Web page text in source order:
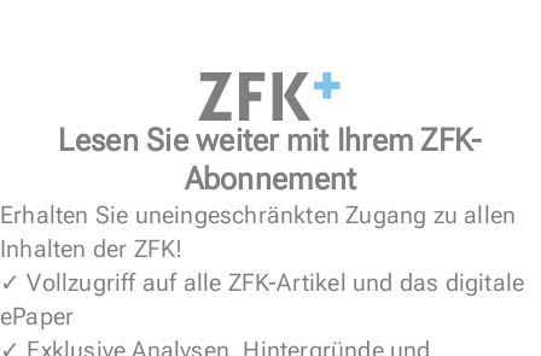
Lesen Sie weiter mit Ihrem ZFK-
Abonnement
Erhalten Sie uneingeschränkten Zugang zu allen
Inhalten der ZFK!
✓ Vollzugriff auf alle ZFK-Artikel und das digitale
ePaper